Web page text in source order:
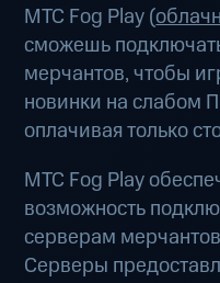
МТС Fog Play (
сможешь
мерчантов, чтобы
новинки на слабом
оплачивая только
МТС Fog Play
возможность
серверам
Серверы